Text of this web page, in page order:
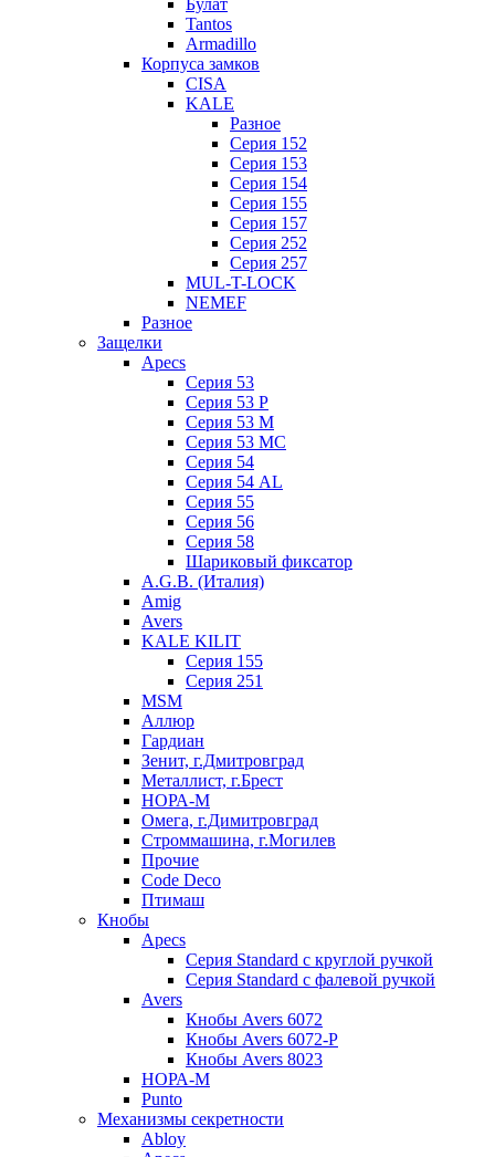
Булат
Tantos
Armadillo
Корпуса замков
CISA
KALE
Разное
Серия 152
Серия 153
Серия 154
Серия 155
Серия 157
Серия 252
Серия 257
MUL-T-LOCK
NEMEF
Разное
Защелки
Apecs
Серия 53
Серия 53 P
Серия 53 М
Серия 53 МC
Серия 54
Серия 54 AL
Серия 55
Серия 56
Серия 58
Шариковый фиксатор
A.G.B. (Италия)
Amig
Avers
KALE KILIT
Серия 155
Серия 251
MSM
Аллюр
Гардиан
Зенит, г.Дмитровград
Металлист, г.Брест
НОРА-М
Омега, г.Димитровград
Строммашина, г.Могилев
Прочие
Code Deco
Птимаш
Кнобы
Apecs
Серия Standard с круглой ручкой
Серия Standard с фалевой ручкой
Avers
Кнобы Avers 6072
Кнобы Avers 6072-P
Кнобы Avers 8023
НОРА-М
Punto
Механизмы секретности
Abloy